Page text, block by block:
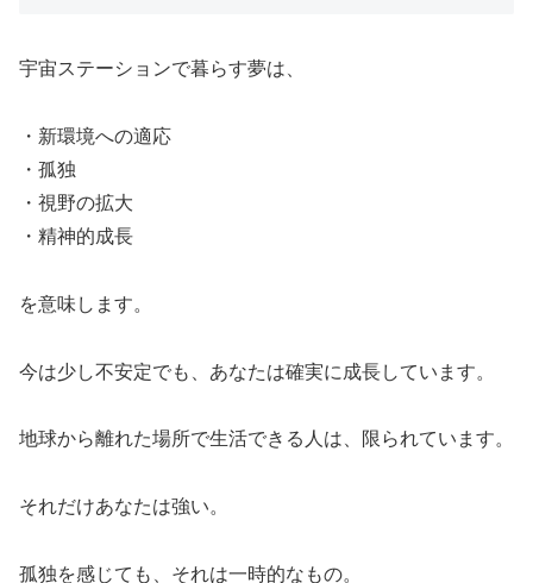
宇宙ステーションで暮らす夢は、
・新環境への適応
・孤独
・視野の拡大
・精神的成長
を意味します。
今は少し不安定でも、あなたは確実に成長しています。
地球から離れた場所で生活できる人は、限られています。
それだけあなたは強い。
孤独を感じても、それは一時的なもの。